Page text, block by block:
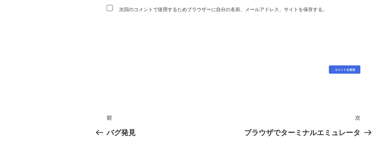
次回のコメントで使用するためブラウザーに自分の名前、メールアドレス、サイトを保存する。
投
稿
過
去
前
バグ発見
次
の
次
ブラウザでターミナルエミュレータ